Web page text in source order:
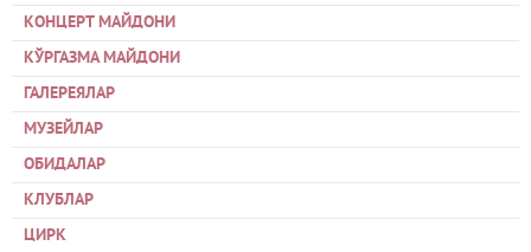
КОНЦЕРТ МАЙДОНИ
КЎРГАЗМА МАЙДОНИ
ГАЛЕРЕЯЛАР
МУЗЕЙЛАР
ОБИДАЛАР
КЛУБЛАР
ЦИРК